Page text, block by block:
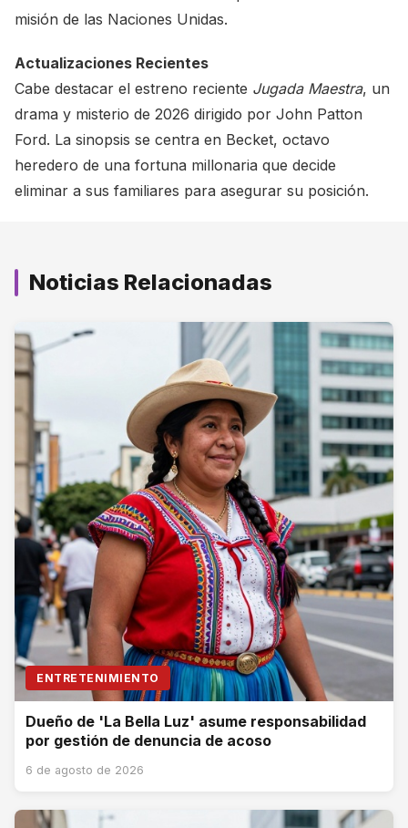
misión de las Naciones Unidas.
Actualizaciones Recientes
Cabe destacar el estreno reciente Jugada Maestra, un
drama y misterio de 2026 dirigido por John Patton
Ford. La sinopsis se centra en Becket, octavo
heredero de una fortuna millonaria que decide
eliminar a sus familiares para asegurar su posición.
Noticias Relacionadas
ENTRETENIMIENTO
Dueño de 'La Bella Luz' asume responsabilidad
por gestión de denuncia de acoso
6 de agosto de 2026